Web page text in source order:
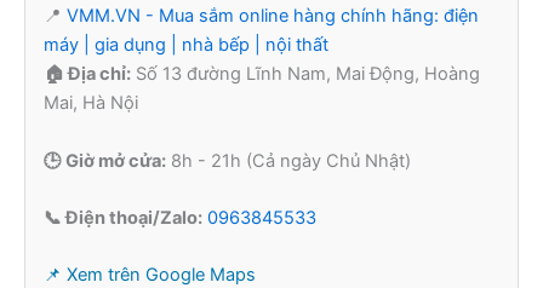
📍 VMM.VN - Mua sắm online hàng chính hãng: điện
máy | gia dụng | nhà bếp | nội thất
🏠 Địa chỉ: Số 13 đường Lĩnh Nam, Mai Động, Hoàng
Mai, Hà Nội
🕒 Giờ mở cửa: 8h - 21h (Cả ngày Chủ Nhật)
📞 Điện thoại/Zalo: 0963845533
📌 Xem trên Google Maps